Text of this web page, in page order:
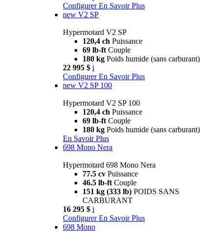
Configurer En Savoir Plus
new V2 SP
Hypermotard V2 SP
120,4 ch Puissance
69 lb-ft Couple
180 kg Poids humide (sans carburant)
22 995 $ i
Configurer En Savoir Plus
new V2 SP 100
Hypermotard V2 SP 100
120,4 ch Puissance
69 lb-ft Couple
180 kg Poids humide (sans carburant)
En Savoir Plus
698 Mono Nera
Hypermotard 698 Mono Nera
77.5 cv Puissance
46.5 lb-ft Couple
151 kg (333 lb) POIDS SANS
CARBURANT
16 295 $ i
Configurer En Savoir Plus
698 Mono